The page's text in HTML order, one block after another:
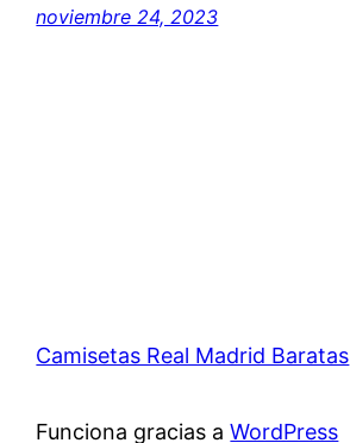
noviembre 24, 2023
Camisetas Real Madrid Baratas
Funciona gracias aWordPress